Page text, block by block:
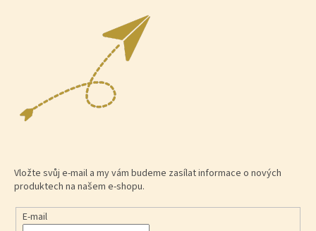
Vložte svůj e-mail a my vám budeme zasílat informace o nových
produktech na našem e-shopu.
E-mail